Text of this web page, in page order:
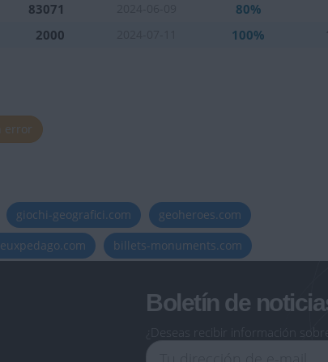
83071 80%
2000 100%
error
giochi-geografici.com
geoheroes.com
billets-monuments.com
Boletín de
¿Deseas recibir información